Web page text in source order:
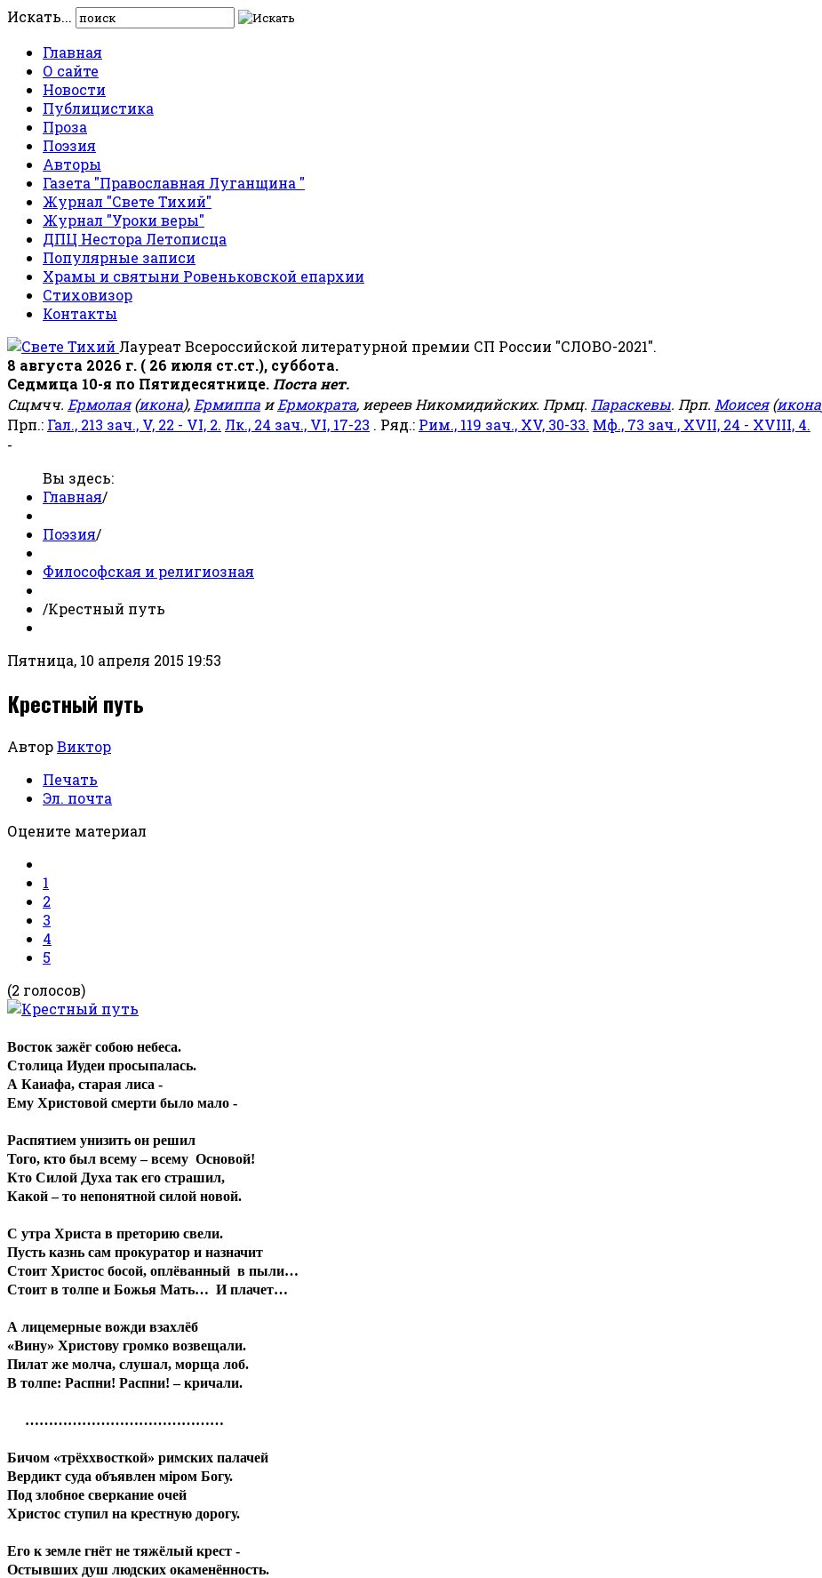
Искать...
Главная
О сайте
Новости
Публицистика
Проза
Поэзия
Авторы
Газета "Православная Луганщина "
Журнал "Свете Тихий"
Журнал "Уроки веры"
ДПЦ Нестора Летописца
Популярные записи
Храмы и святыни Ровеньковской епархии
Стиховизор
Контакты
Лауреат Всероссийской литературной премии СП России "СЛОВО-2021".
8 августа 2026 г. ( 26 июля ст.ст.), суббота.
Седмица 10-я по Пятидесятнице. Поста нет.
Сщмчч. Ермолая(икона), Ермиппа иЕрмократа, иереев Никомидийских. Прмц. Параскевы. Прп. Моисея(икона
Прп.: Гал., 213 зач., V, 22 - VI, 2. Лк., 24 зач., VI, 17-23 . Ряд.: Рим., 119 зач., XV, 30-33. Мф., 73 зач., XVII, 24 - XVIII, 4.
-
Вы здесь:
Главная/
Поэзия/
Философская и религиозная
/Крестный путь
Пятница, 10 апреля 2015 19:53
Крестный путь
АвторВиктор
Печать
Эл. почта
Оцените материал
1
2
3
4
5
(2 голосов)
Восток зажёг собою небеса.
Столица Иудеи просыпалась.
А Каиафа, старая лиса -
Ему Христовой смерти было мало -
Распятием унизить он решил
Того, кто был всему – всему Основой!
Кто Силой Духа так его страшил,
Какой – то непонятной силой новой.
С утра Христа в преторию свели.
Пусть казнь сам прокуратор и назначит
Стоит Христос босой, оплёванный в пыли…
Стоит в толпе и Божья Мать… И плачет…
А лицемерные вожди взахлёб
«Вину» Христову громко возвещали.
Пилат же молча, слушал, морща лоб.
В толпе: Распни! Распни! – кричали.
……………………………………
Бичом «трёххвосткой» римских палачей
Вердикт суда объявлен мiром Богу.
Под злобное сверкание очей
Христос ступил на крестную дорогу.
Его к земле гнёт не тяжёлый крест -
Остывших душ людских окаменённость.